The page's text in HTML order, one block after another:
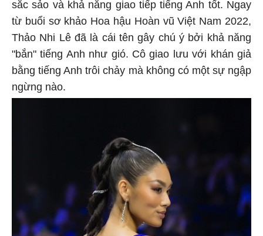
sắc sảo và khả năng giao tiếp tiếng Anh tốt. Ngay
từ buổi sơ khảo Hoa hậu Hoàn vũ Việt Nam 2022,
Thảo Nhi Lê đã là cái tên gây chú ý bởi khả năng
"bắn" tiếng Anh như gió. Cô giao lưu với khán giả
bằng tiếng Anh trôi chảy mà không có một sự ngập
ngừng nào.